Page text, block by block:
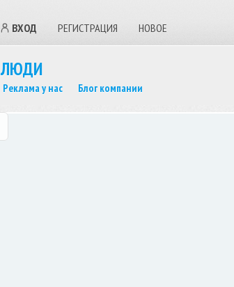
ВХОД РЕГИСТРАЦИЯ НОВОЕ
ЛЮДИ
Реклама у нас Блог компании